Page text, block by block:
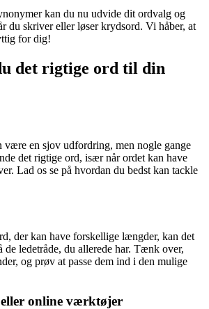
kan du nu udvide dit ordvalg og
du skriver eller løser krydsord. Vi håber, at
for dig!
det rigtige ord til din
være en sjov udfordring, men nogle gange
det rigtige ord, især når ordet kan have
Lad os se på hvordan du bedst kan tackle
der kan have forskellige længder, kan det
de ledetråde, du allerede har. Tænk over,
og prøv at passe dem ind i den mulige
online værktøjer